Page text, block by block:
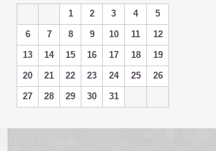
1 2 3 4
5
6
7 8 9 10 11
12
13
14 15 16 17 18
19
20
21 22 23 24 25
26
27
28 29 30 31